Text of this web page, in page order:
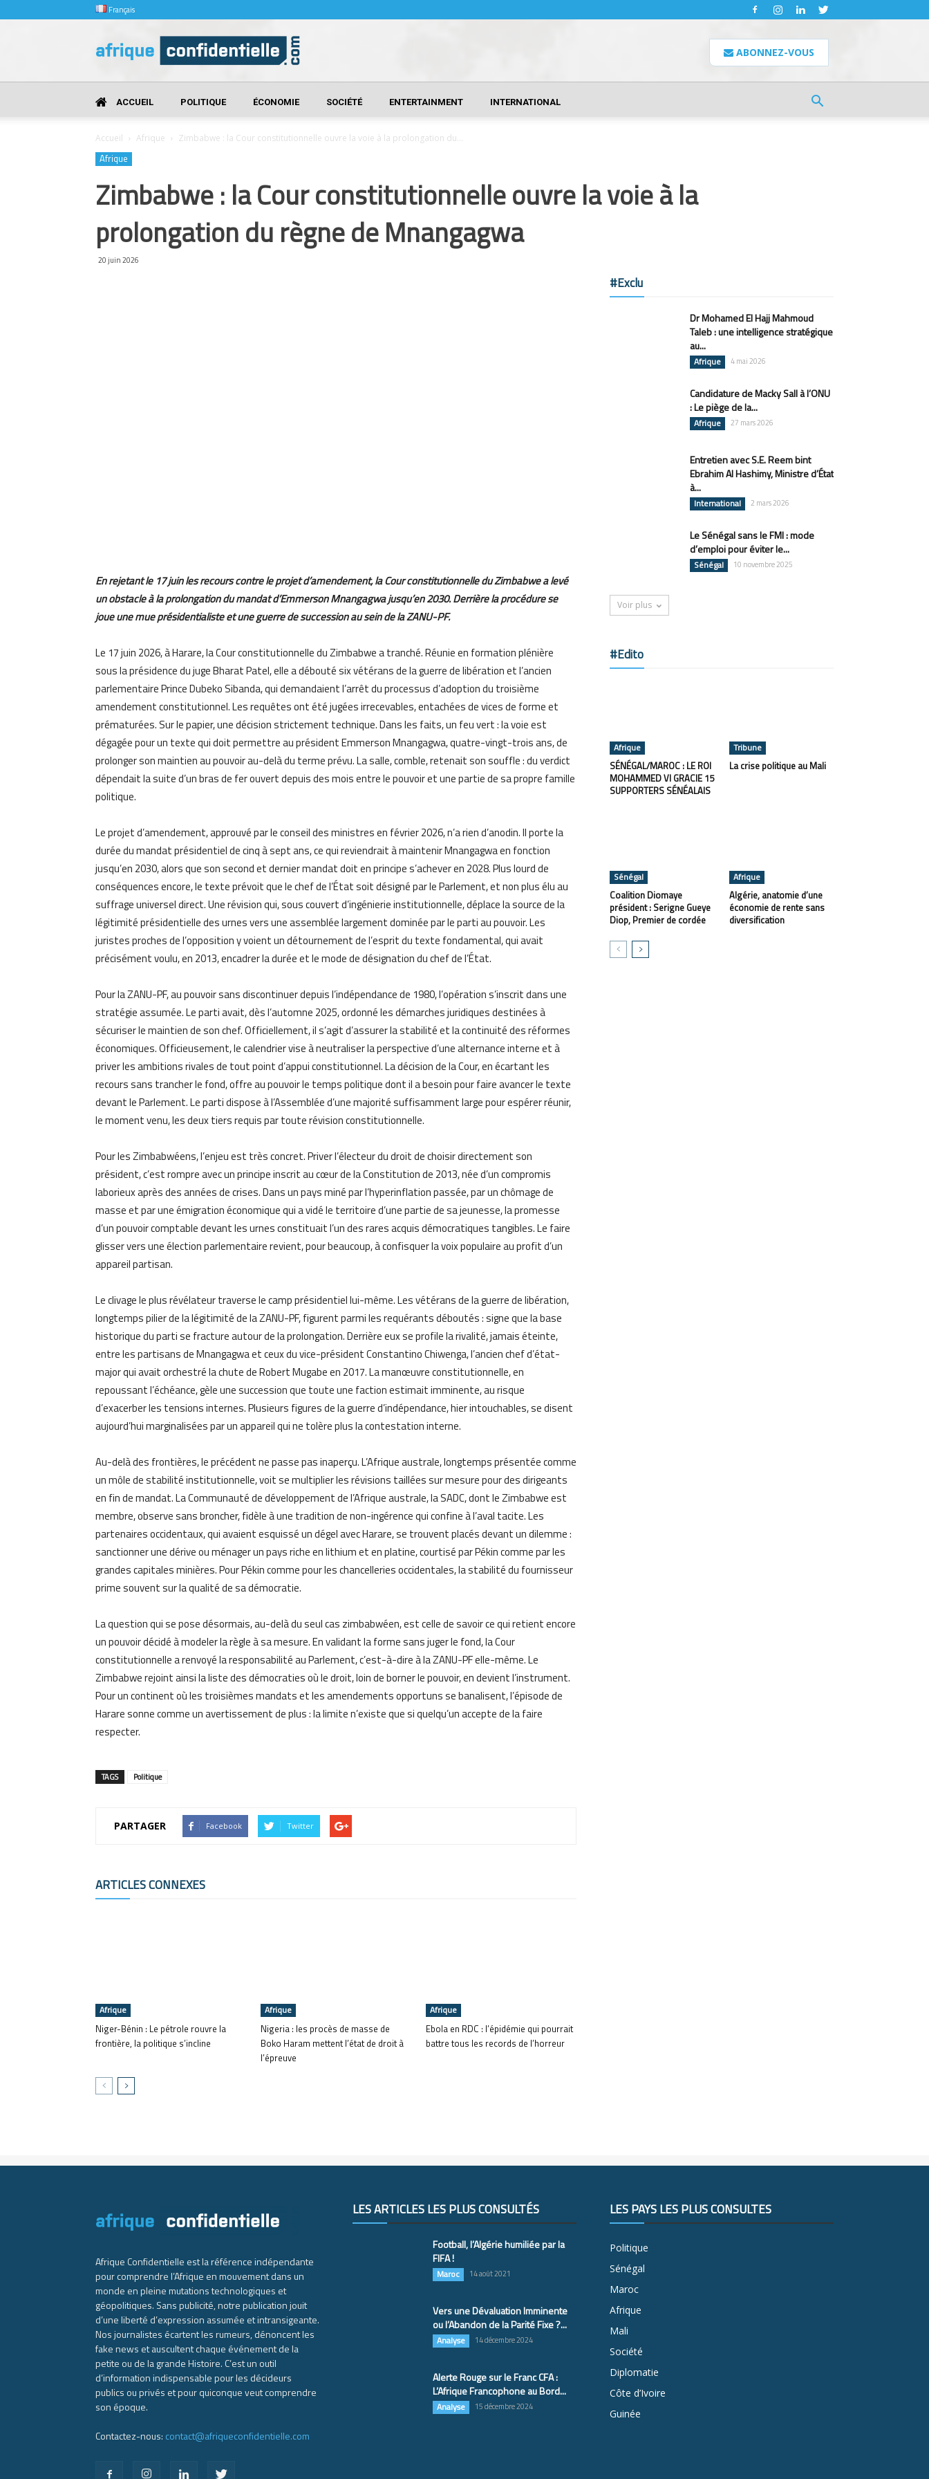
Français
Confidentielle
ABONNEZ-VOUS
ACCUEIL POLITIQUE ÉCONOMIE SOCIÉTÉ ENTERTAINMENT INTERNATIONAL
Accueil Afrique Zimbabwe : la Cour constitutionnelle ouvre la voie à la prolongation du...
Afrique
Zimbabwe : la Cour constitutionnelle ouvre la voie à la
prolongation du règne de Mnangagwa
20 juin 2026
En rejetant le 17 juin les recours contre le projet d’amendement, la Cour constitutionnelle du Zimbabwe a levé
un obstacle à la prolongation du mandat d’Emmerson Mnangagwa jusqu’en 2030. Derrière la procédure se
joue une mue présidentialiste et une guerre de succession au sein de la ZANU-PF.
Le 17 juin 2026, à Harare, la Cour constitutionnelle du Zimbabwe a tranché. Réunie en formation plénière
sous la présidence du juge Bharat Patel, elle a débouté six vétérans de la guerre de libération et l’ancien
parlementaire Prince Dubeko Sibanda, qui demandaient l’arrêt du processus d’adoption du troisième
amendement constitutionnel. Les requêtes ont été jugées irrecevables, entachées de vices de forme et
prématurées. Sur le papier, une décision strictement technique. Dans les faits, un feu vert : la voie est
dégagée pour un texte qui doit permettre au président Emmerson Mnangagwa, quatre-vingt-trois ans, de
prolonger son maintien au pouvoir au-delà du terme prévu. La salle, comble, retenait son souffle : du verdict
dépendait la suite d’un bras de fer ouvert depuis des mois entre le pouvoir et une partie de sa propre famille
politique.
Le projet d’amendement, approuvé par le conseil des ministres en février 2026, n’a rien d’anodin. Il porte la
durée du mandat présidentiel de cinq à sept ans, ce qui reviendrait à maintenir Mnangagwa en fonction
jusqu’en 2030, alors que son second et dernier mandat doit en principe s’achever en 2028. Plus lourd de
conséquences encore, le texte prévoit que le chef de l’État soit désigné par le Parlement, et non plus élu au
suffrage universel direct. Une révision qui, sous couvert d’ingénierie institutionnelle, déplace la source de la
légitimité présidentielle des urnes vers une assemblée largement dominée par le parti au pouvoir. Les
juristes proches de l’opposition y voient un détournement de l’esprit du texte fondamental, qui avait
précisément voulu, en 2013, encadrer la durée et le mode de désignation du chef de l’État.
Pour la ZANU-PF, au pouvoir sans discontinuer depuis l’indépendance de 1980, l’opération s’inscrit dans une
stratégie assumée. Le parti avait, dès l’automne 2025, ordonné les démarches juridiques destinées à
sécuriser le maintien de son chef. Officiellement, il s’agit d’assurer la stabilité et la continuité des réformes
économiques. Officieusement, le calendrier vise à neutraliser la perspective d’une alternance interne et à
priver les ambitions rivales de tout point d’appui constitutionnel. La décision de la Cour, en écartant les
recours sans trancher le fond, offre au pouvoir le temps politique dont il a besoin pour faire avancer le texte
devant le Parlement. Le parti dispose à l’Assemblée d’une majorité suffisamment large pour espérer réunir,
le moment venu, les deux tiers requis par toute révision constitutionnelle.
Pour les Zimbabwéens, l’enjeu est très concret. Priver l’électeur du droit de choisir directement son
président, c’est rompre avec un principe inscrit au cœur de la Constitution de 2013, née d’un compromis
laborieux après des années de crises. Dans un pays miné par l’hyperinflation passée, par un chômage de
masse et par une émigration économique qui a vidé le territoire d’une partie de sa jeunesse, la promesse
d’un pouvoir comptable devant les urnes constituait l’un des rares acquis démocratiques tangibles. Le faire
glisser vers une élection parlementaire revient, pour beaucoup, à confisquer la voix populaire au profit d’un
appareil partisan.
Le clivage le plus révélateur traverse le camp présidentiel lui-même. Les vétérans de la guerre de libération,
longtemps pilier de la légitimité de la ZANU-PF, figurent parmi les requérants déboutés : signe que la base
historique du parti se fracture autour de la prolongation. Derrière eux se profile la rivalité, jamais éteinte,
entre les partisans de Mnangagwa et ceux du vice-président Constantino Chiwenga, l’ancien chef d’état-
major qui avait orchestré la chute de Robert Mugabe en 2017. La manœuvre constitutionnelle, en
repoussant l’échéance, gèle une succession que toute une faction estimait imminente, au risque
d’exacerber les tensions internes. Plusieurs figures de la guerre d’indépendance, hier intouchables, se disent
aujourd’hui marginalisées par un appareil qui ne tolère plus la contestation interne.
Au-delà des frontières, le précédent ne passe pas inaperçu. L’Afrique australe, longtemps présentée comme
un môle de stabilité institutionnelle, voit se multiplier les révisions taillées sur mesure pour des dirigeants
en fin de mandat. La Communauté de développement de l’Afrique australe, la SADC, dont le Zimbabwe est
membre, observe sans broncher, fidèle à une tradition de non-ingérence qui confine à l’aval tacite. Les
partenaires occidentaux, qui avaient esquissé un dégel avec Harare, se trouvent placés devant un dilemme :
sanctionner une dérive ou ménager un pays riche en lithium et en platine, courtisé par Pékin comme par les
grandes capitales minières. Pour Pékin comme pour les chancelleries occidentales, la stabilité du fournisseur
prime souvent sur la qualité de sa démocratie.
La question qui se pose désormais, au-delà du seul cas zimbabwéen, est celle de savoir ce qui retient encore
un pouvoir décidé à modeler la règle à sa mesure. En validant la forme sans juger le fond, la Cour
constitutionnelle a renvoyé la responsabilité au Parlement, c’est-à-dire à la ZANU-PF elle-même. Le
Zimbabwe rejoint ainsi la liste des démocraties où le droit, loin de borner le pouvoir, en devient l’instrument.
Pour un continent où les troisièmes mandats et les amendements opportuns se banalisent, l’épisode de
Harare sonne comme un avertissement de plus : la limite n’existe que si quelqu’un accepte de la faire
respecter.
TAGS Politique
PARTAGER Facebook Twitter
ARTICLES CONNEXES
Afrique
Niger-Bénin : Le pétrole rouvre la
frontière, la politique s’incline
Afrique
Nigeria : les procès de masse de
Boko Haram mettent l’état de droit à
l’épreuve
Afrique
Ebola en RDC : l’épidémie qui pourrait
battre tous les records de l’horreur
#Exclu
Dr Mohamed El Hajj Mahmoud
Taleb : une intelligence stratégique
au...
Afrique 4 mai 2026
Candidature de Macky Sall à l’ONU
: Le piège de la...
Afrique 27 mars 2026
Entretien avec S.E. Reem bint
Ebrahim Al Hashimy, Ministre d’État
à...
International 2 mars 2026
Le Sénégal sans le FMI : mode
d’emploi pour éviter le...
Sénégal 10 novembre 2025
Voir plus
#Edito
Afrique
SÉNÉGAL/MAROC : LE ROI
MOHAMMED VI GRACIE 15
SUPPORTERS SÉNÉALAIS
Tribune
La crise politique au Mali
Sénégal
Coalition Diomaye
président : Serigne Gueye
Diop, Premier de cordée
Afrique
Algérie, anatomie d’une
économie de rente sans
diversification
Afrique Confidentielle est la référence indépendante
pour comprendre l’Afrique en mouvement dans un
monde en pleine mutations technologiques et
géopolitiques. Sans publicité, notre publication jouit
d’une liberté d’expression assumée et intransigeante.
Nos journalistes écartent les rumeurs, dénoncent les
fake news et auscultent chaque événement de la
petite ou de la grande Histoire. C’est un outil
d’information indispensable pour les décideurs
publics ou privés et pour quiconque veut comprendre
son époque.
Contactez-nous: contact@afriqueconfidentielle.com
LES ARTICLES LES PLUS CONSULTÉS
Football, l’Algérie humiliée par la
FIFA !
Maroc 14 août 2021
Vers une Dévaluation Imminente
ou l’Abandon de la Parité Fixe ?...
Analyse 14 décembre 2024
Alerte Rouge sur le Franc CFA :
L’Afrique Francophone au Bord...
Analyse 15 décembre 2024
LES PAYS LES PLUS CONSULTÉS
Politique
Sénégal
Maroc
Afrique
Mali
Société
Diplomatie
Côte d’Ivoire
Guinée